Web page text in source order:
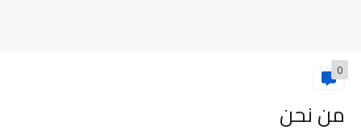
0
من نحن